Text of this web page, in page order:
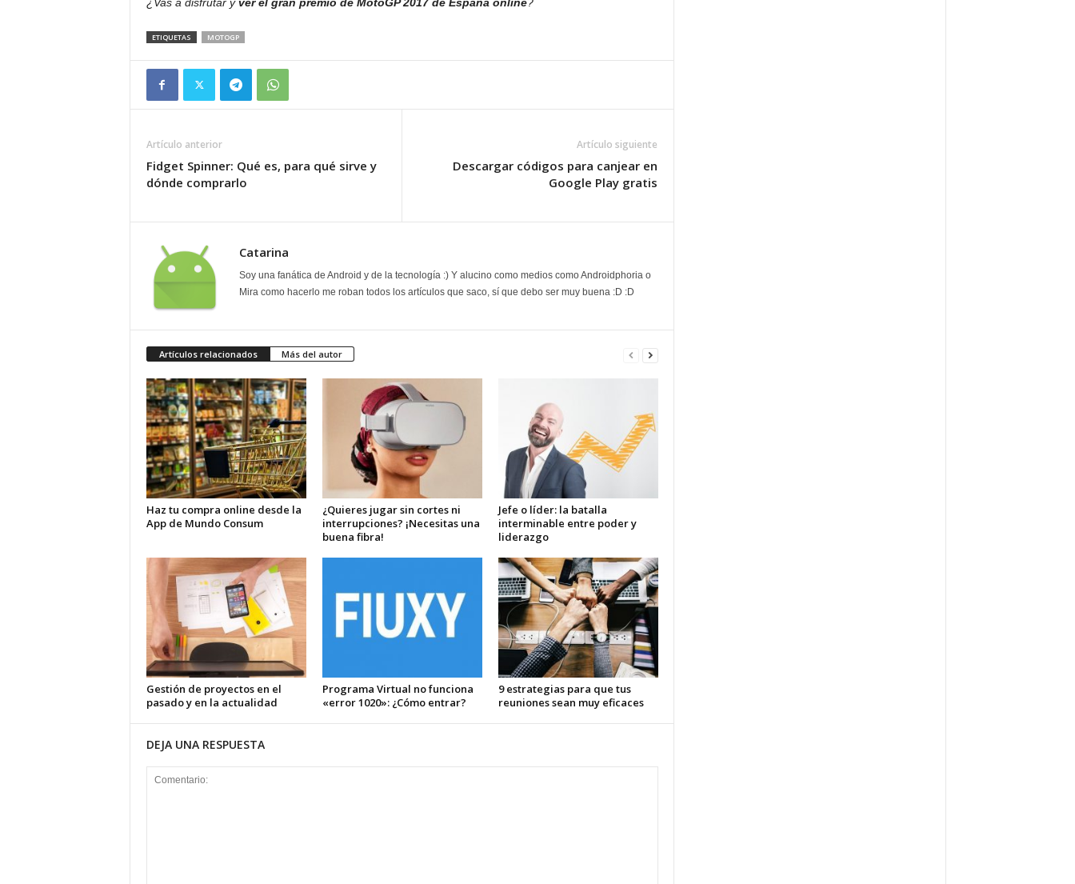
ETIQUETAS MOTOGP
Artículo anterior
Fidget Spinner: Qué es, para qué sirve y
dónde comprarlo
Artículo siguiente
Descargar códigos para canjear en
Google Play gratis
Catarina
Soy una fanática de Android y de la tecnología :) Y alucino como medios como Androidphoria o
Mira como hacerlo me roban todos los artículos que saco, sí que debo ser muy buena :D :D
Artículos relacionados Más del autor
Haz tu compra online desde la
App de Mundo Consum
¿Quieres jugar sin cortes ni
interrupciones? ¡Necesitas una
buena fibra!
Jefe o líder: la batalla
interminable entre poder y
liderazgo
Gestión de proyectos en el
pasado y en la actualidad
Programa Virtual no funciona
«error 1020»: ¿Cómo entrar?
9 estrategias para que tus
reuniones sean muy eficaces
DEJA UNA RESPUESTA